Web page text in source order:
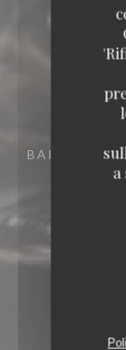
a
BAR